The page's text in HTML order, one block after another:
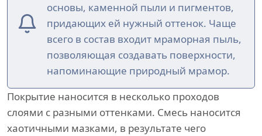
основы, каменной пыли и пигментов,
придающих ей нужный оттенок. Чаще
всего в состав входит мраморная пыль,
позволяющая создавать поверхности,
напоминающие природный мрамор.
Покрытие наносится в несколько проходов
слоями с разными оттенками. Смесь наносится
хаотичными мазками, в результате чего